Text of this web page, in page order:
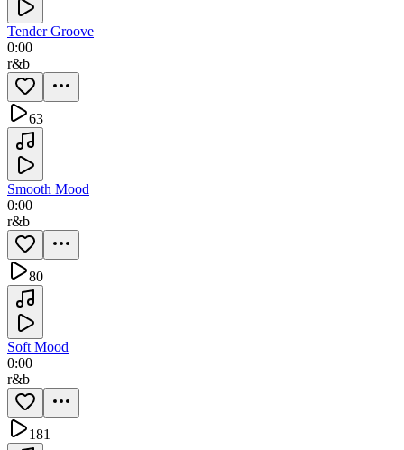
Tender Groove
0:00
r&b
63
Smooth Mood
0:00
r&b
80
Soft Mood
0:00
r&b
181